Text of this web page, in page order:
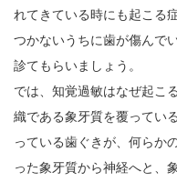
れてきている時にも起こる
つかないうちに歯が傷んで
診てもらいましょう。
では、知覚過敏はなぜ起こ
織である象牙質を覆ってい
っている歯ぐきが、何らか
った象牙質から神経へと、